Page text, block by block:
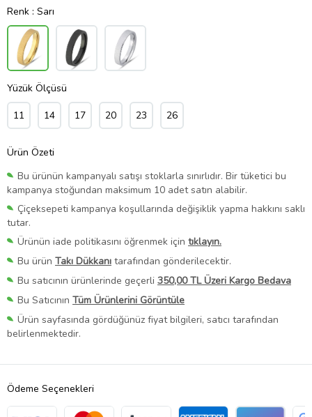
Renk : Sarı
Yüzük Ölçüsü
11 14 17 20 23 26
Ürün Özeti
Bu ürünün kampanyalı satışı stoklarla sınırlıdır. Bir tüketici bu
kampanya stoğundan maksimum 10 adet satın alabilir.
Çiçeksepeti kampanya koşullarında değişiklik yapma hakkını saklı
tutar.
Ürünün iade politikasını öğrenmek için tıklayın.
Bu ürün Takı Dükkanı tarafından gönderilecektir.
Bu satıcının ürünlerinde geçerli 350,00 TL Üzeri Kargo Bedava
Bu Satıcının Tüm Ürünlerini Görüntüle
Ürün sayfasında gördüğünüz fiyat bilgileri, satıcı tarafından
belirlenmektedir.
Ödeme Seçenekleri